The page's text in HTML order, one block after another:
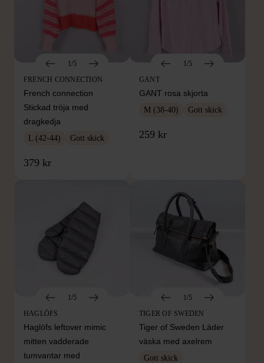
1/5
FRENCH CONNECTION
French connection
Stickad tröja med
dragkedja
L (42-44) Gott skick
379 kr
1/5
GANT
GANT rosa skjorta
M (38-40) Gott skick
259 kr
1/5
HAGLÖFS
Haglöfs leftover mimic
mitten vadderade
tumvantar med
1/5
TIGER OF SWEDEN
Tiger of Sweden Läder
väska med axelrem
Gott skick